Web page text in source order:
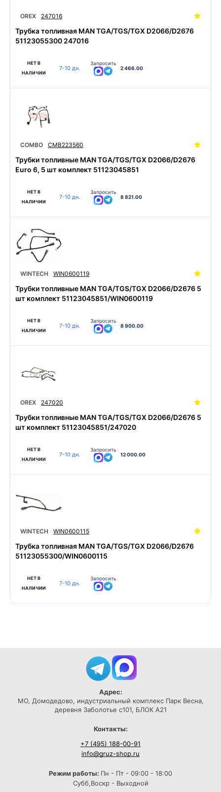
OREX 247016
Трубка топливная MAN TGA/TGS/TGX D2066/D2676
51123055300 247016
НЕТ В
НАЛИЧИИ
7-10 дн.
Запросить
2 466.00
COMBO CMB223560
Трубки топливные MAN TGA/TGS/TGX D2066/D2676
Euro 6, 5 шт комплект 51123045851
НЕТ В
НАЛИЧИИ
7-10 дн.
Запросить
8 821.00
WINTECH WIN0600119
Трубки топливные MAN TGA/TGS/TGX D2066/D2676 5
шт комплект 51123045851/WIN0600119
НЕТ В
НАЛИЧИИ
7-10 дн.
Запросить
8 900.00
OREX 247020
Трубки топливные MAN TGA/TGS/TGX D2066/D2676 5
шт комплект 51123045851/247020
НЕТ В
НАЛИЧИИ
7-10 дн.
Запросить
12 000.00
WINTECH WIN0600115
Трубка топливная MAN TGA/TGS/TGX D2066/D2676
51123055300/WIN0600115
НЕТ В
НАЛИЧИИ
7-10 дн.
Запросить
Адрес:
МО, Домодедово, индустриальный комплекс Парк Весна,
деревня Заболотье с101, БЛОК А21
Контакты:
+7 (495) 188-00-91
info@gruz-shop.ru
Режим работы: Пн - Пт - 09:00 - 18:00
Субб,Воскр - Выходной